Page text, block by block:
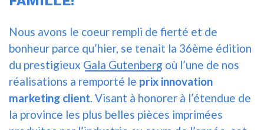
Nous avons le coeur rempli de fierté et de
bonheur parce qu’hier, se tenait la 36ème édition
du prestigieux Gala Gutenberg où l’une de nos
réalisations a remporté le prix innovation
marketing client. Visant à honorer à l’étendue de
la province les plus belles pièces imprimées